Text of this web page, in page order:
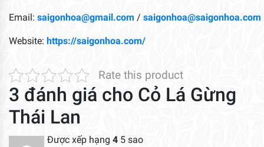
Email: saigonhoa@gmail.com / saigonhoa@saigonhoa.com
Website: https://saigonhoa.com/
Rate this product
3 đánh giá cho Cỏ Lá Gừng
Thái Lan
Được xếp hạng 4 5 sao